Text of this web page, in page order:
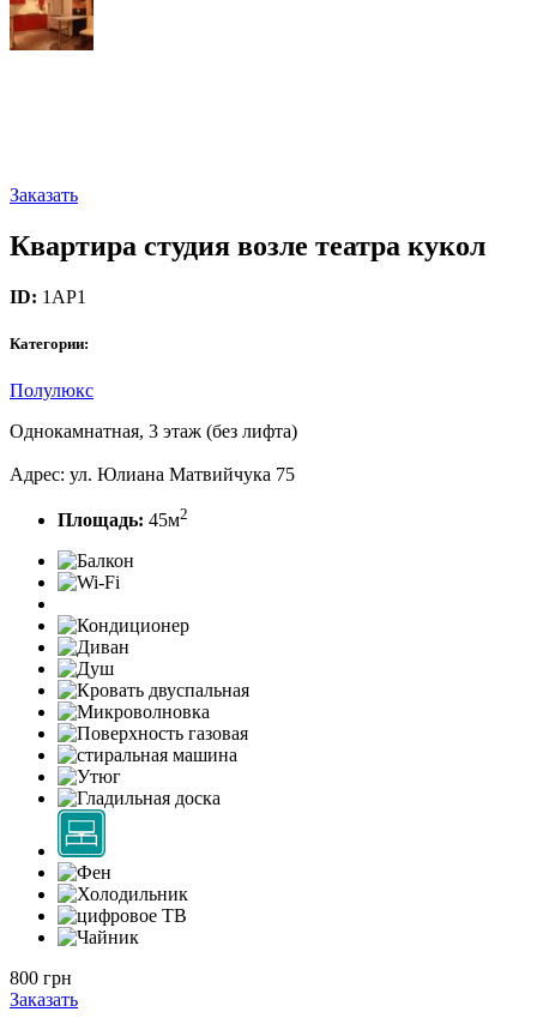
Заказать
Квартира студия возле театра кукол
ID: 1AP1
Категории:
Полулюкс
Однокамнатная, 3 этаж (без лифта)
Адрес: ул. Юлиана Матвийчука 75
Площадь: 45м2
800 грн
Заказать